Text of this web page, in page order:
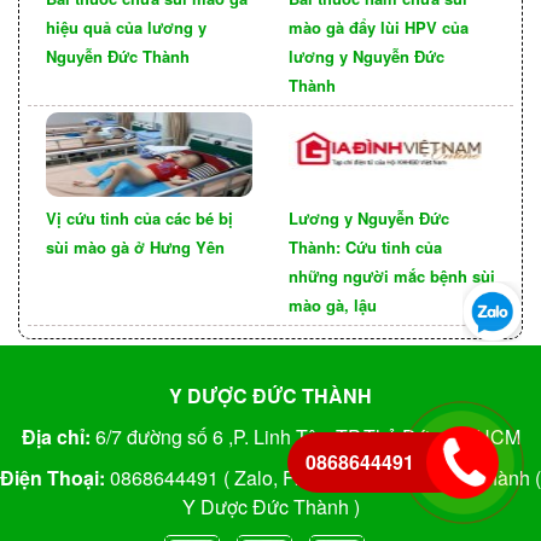
hiệu quả của lương y
Nguyễn Đức Thành
mào gà đẩy lùi HPV của
lương y Nguyễn Đức
Thành
Vị cứu tinh của các bé bị
sùi mào gà ở Hưng Yên
Lương y Nguyễn Đức
Thành: Cứu tinh của
những người mắc bệnh sùi
mào gà, lậu
Y DƯỢC ĐỨC THÀNH
Địa chỉ: 6/7 đường số 6 ,P. Linh Tây, TP.Thủ Đức, TP.HCM
Điện Thoại: 0868644491 ( Zalo, Fb) ; FB: Nguyễn Đức Thành (
Y Dược Đức Thành )
0868644491